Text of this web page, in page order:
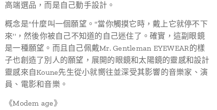
高端選品，而是自己動手設計。
概念是"什麼叫一個願望。"當你觸摸它時，戴上它就停不下
來''，然後你被自己不知道的自己迷住了。確實，這副眼鏡
是一種願望。而且自己佩戴Mr. Gentleman EYEWEAR的樣
子也創造了別人的願望，展開的眼鏡和太陽鏡的靈感和設計
靈感來自Koune先生從小就嚮往並深受其影響的音樂家、演
員、電影和音樂。
《Modem age》